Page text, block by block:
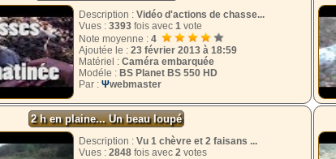
Description : Vidéo d'actions de chasse...
Vues : 3393 fois avec 1 vote
Note moyenne : 4
Ajoutée le : 23 février 2013 à 18:59
Matériel : Caméra embarquée
Modéle : BS Planet BS 550 HD
Par : Ψwebmaster
2 h en plaine... Un beau loupé
Description : Vu 1 chèvre et 2 faisans ...
Vues : 2848 fois avec 2 votes